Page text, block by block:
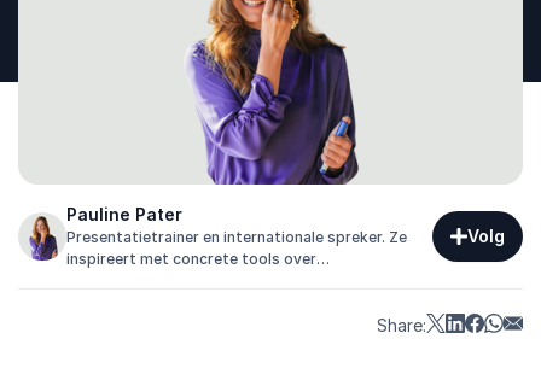
Pauline Pater
Presentatietrainer en internationale spreker. Ze
inspireert met concrete tools over
Volg
Share: